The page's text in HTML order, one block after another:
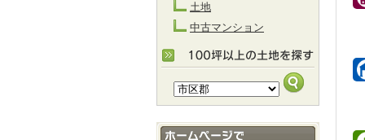
土地
中古マンション